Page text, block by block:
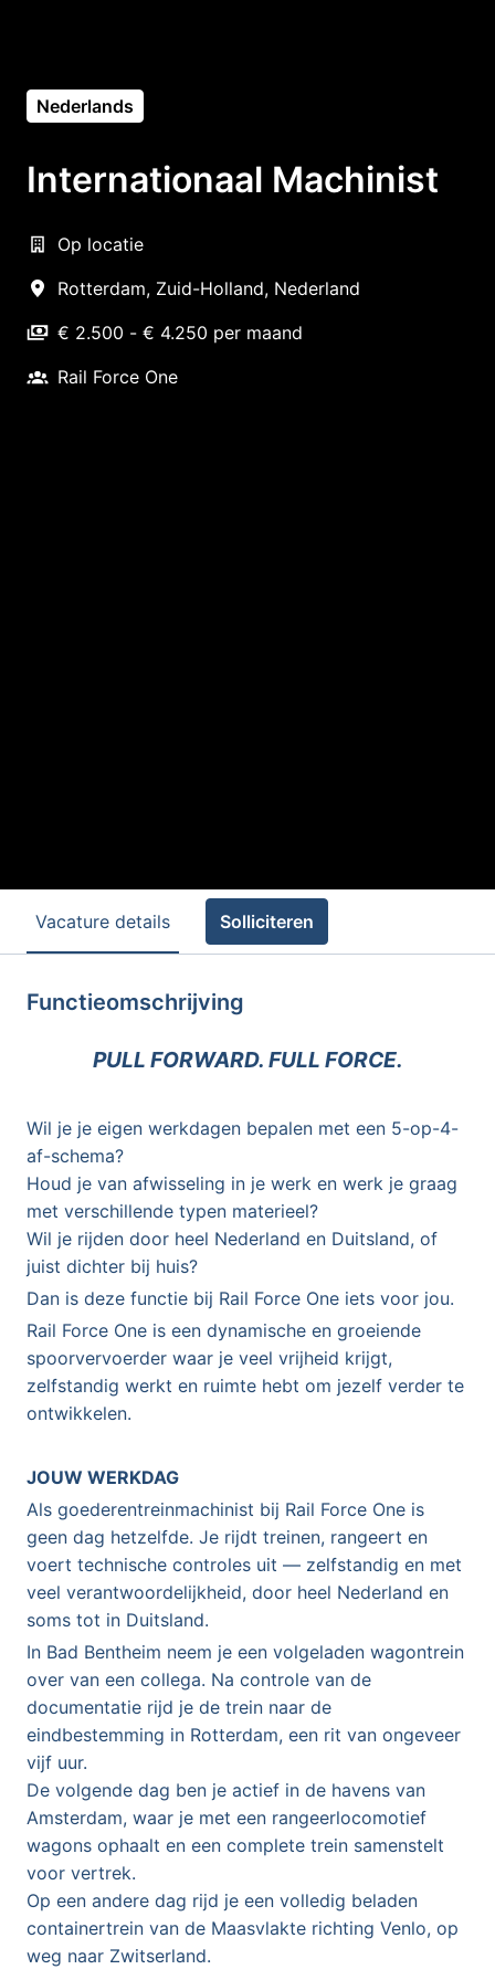
Nederlands
Internationaal Machinist
Op locatie
Rotterdam, Zuid-Holland, Nederland
€ 2.500 - € 4.250 per maand
Rail Force One
Vacature details Solliciteren
Functieomschrijving
PULL FORWARD. FULL FORCE.
Wil je je eigen werkdagen bepalen met een 5-op-4-
af-schema?
Houd je van afwisseling in je werk en werk je graag
met verschillende typen materieel?
Wil je rijden door heel Nederland en Duitsland, of
juist dichter bij huis?
Dan is deze functie bij Rail Force One iets voor jou.
Rail Force One is een dynamische en groeiende
spoorvervoerder waar je veel vrijheid krijgt,
zelfstandig werkt en ruimte hebt om jezelf verder te
ontwikkelen.
JOUW WERKDAG
Als goederentreinmachinist bij Rail Force One is
geen dag hetzelfde. Je rijdt treinen, rangeert en
voert technische controles uit — zelfstandig en met
veel verantwoordelijkheid, door heel Nederland en
soms tot in Duitsland.
In Bad Bentheim neem je een volgeladen wagontrein
over van een collega. Na controle van de
documentatie rijd je de trein naar de
eindbestemming in Rotterdam, een rit van ongeveer
vijf uur.
De volgende dag ben je actief in de havens van
Amsterdam, waar je met een rangeerlocomotief
wagons ophaalt en een complete trein samenstelt
voor vertrek.
Op een andere dag rijd je een volledig beladen
containertrein van de Maasvlakte richting Venlo, op
weg naar Zwitserland.